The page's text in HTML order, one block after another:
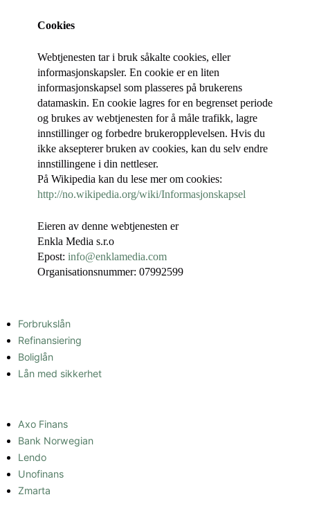
Cookies
Webtjenesten tar i bruk såkalte cookies, eller
informasjonskapsler. En cookie er en liten
informasjonskapsel som plasseres på brukerens
datamaskin. En cookie lagres for en begrenset periode
og brukes av webtjenesten for å måle trafikk, lagre
innstillinger og forbedre brukeropplevelsen. Hvis du
ikke aksepterer bruken av cookies, kan du selv endre
innstillingene i din nettleser.
På Wikipedia kan du lese mer om cookies:
http://no.wikipedia.org/wiki/Informasjonskapsel
Eieren av denne webtjenesten er
Enkla Media s.r.o
Epost: info@enklamedia.com
Organisationsnummer: 07992599
Forbrukslån
Refinansiering
Boliglån
Lån med sikkerhet
Axo Finans
Bank Norwegian
Lendo
Unofinans
Zmarta